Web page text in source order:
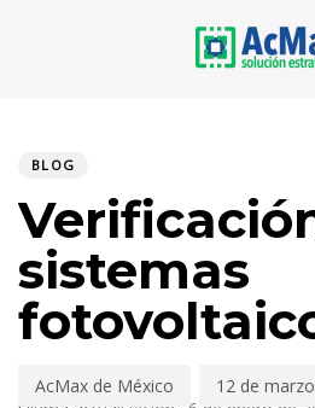
BLOG
sistemas
AcMax de México
12 de